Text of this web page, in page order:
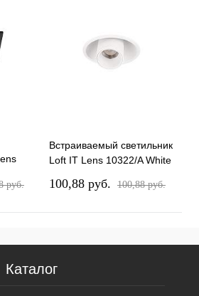
pуб.
Встраиваемый светильник
Loft IT Lens 10322/A White
100,88 pуб. 100,88 pуб.
Каталог